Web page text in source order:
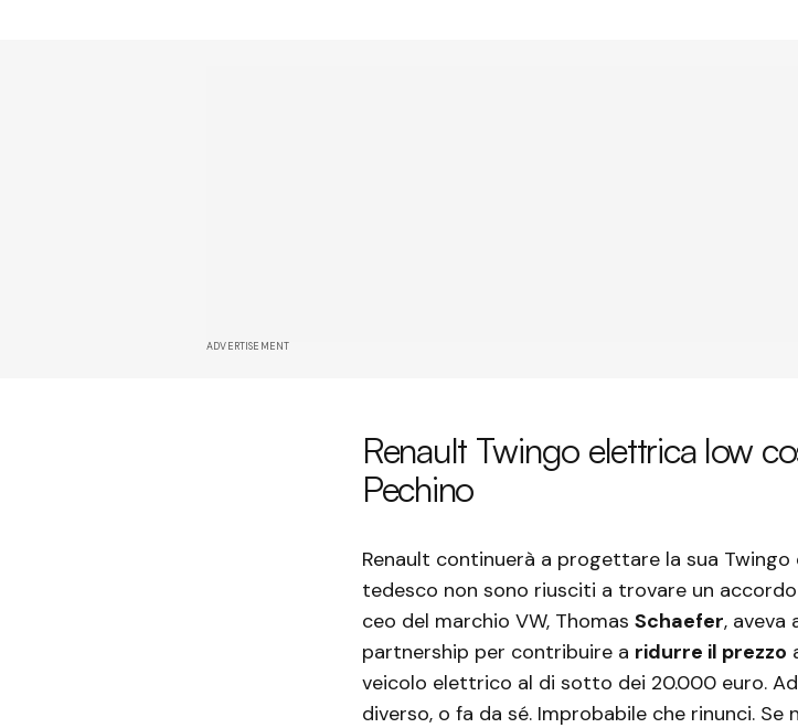
ADVERTISEMENT
Renault Twingo elettrica low
Pechino
Renault continuerà a progettare la sua
tedesco non sono riusciti a trovare un
ceo del marchio VW, Thomas Schaefer, aveva
partnership per contribuire a ridurre il prezzo
veicolo elettrico al di sotto dei 20.000 euro.
diverso, o fa da sé. Improbabile che rinunci. Se